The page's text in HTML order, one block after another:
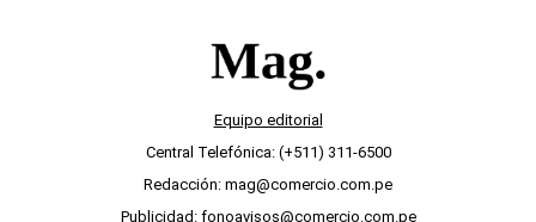
Equipo editorial
Central Telefónica: (+511) 311-6500
Redacción: mag@comercio.com.pe
Publicidad: fonoavisos@comercio.com.pe